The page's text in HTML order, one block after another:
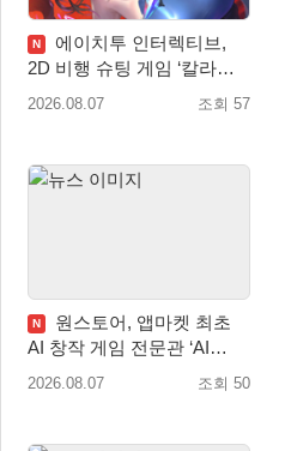
N
에이치투 인터렉티브,
2D 비행 슈팅 게임 ‘칼라드
리우스2/다크 엘레멘트’ 올
2026.08.07 조회 57
N
원스토어, 앱마켓 최초
AI 창작 게임 전문관 ‘AI
Games’ 오픈
2026.08.07 조회 50